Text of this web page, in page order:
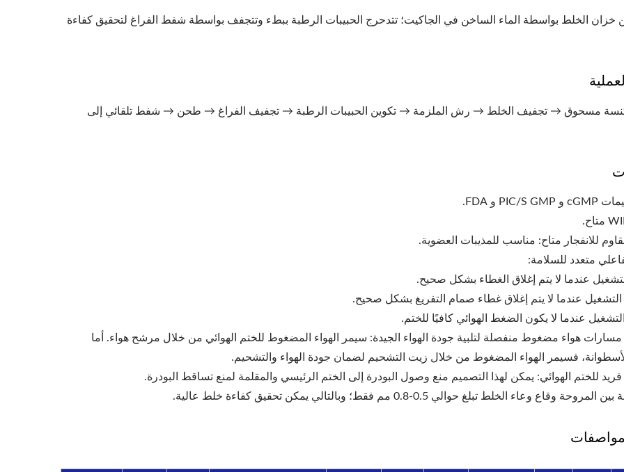
خزان الخلط بواسطة الماء الساخن في الجاكيت؛ تتدحرج الحبيبات الرطبة ببطء وتتجفف بواسطة شفط الفراغ لتحقيق كفاءة
مسحوق → تجفيف الخلط → رش الملزمة → تكوين الحبيبات الرطبة → تجفيف الفراغ → طحن → شفط تلقائي إلى
عندما لا يتم إغلاق الغطاء بشكل صحيح.
عندما لا يتم إغلاق غطاء صمام التفريغ بشكل صحيح.
عندما لا يكون الضغط الهوائي كافيًا للختم.
مسارات هواء مضغوط منفصلة لتلبية جودة الهواء الجيدة: سيمر الهواء المضغوط للختم الهوائي من خلال مرشح هواء. أما
فسيمر الهواء المضغوط من خلال زيت التشحيم لضمان جودة الهواء والتشحيم.
آلة حفر بالليزر مدكّك الأسطوانة